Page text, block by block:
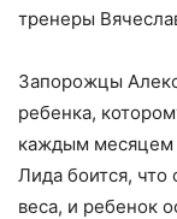
тренеры
Запорожцы
ребенка,
каждым месяцем
Лида боится, что
веса, и ребенок